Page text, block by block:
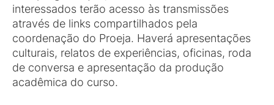
interessados terão acesso às transmissões
através de links compartilhados pela
coordenação do Proeja. Haverá apresentações
culturais, relatos de experiências, oficinas, roda
de conversa e apresentação da produção
acadêmica do curso.